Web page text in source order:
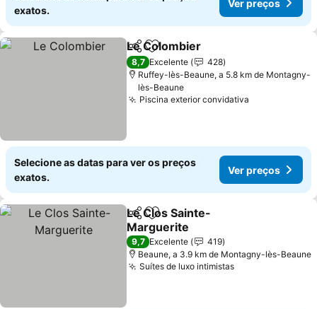
exatos.
Ver preços
PartilharAdicionar aos favoritos
Le Colombier
8,7 Excelente
428
Ruffey-lès-Beaune, a 5.8 km de Montagny-
lès-Beaune
Piscina exterior convidativa
Selecione as datas para ver os preços
exatos.
Ver preços
PartilharAdicionar aos favoritos
Le Clos Sainte-
Marguerite
Ver preços
9,7 Excelente
419
Beaune, a 3.9 km de Montagny-lès-Beaune
Suítes de luxo intimistasVer preços